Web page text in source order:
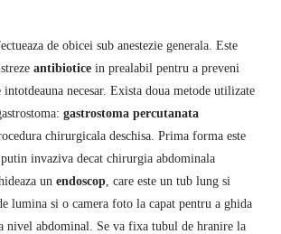
de obicei sub anestezie generala. Este
antibioticein prealabil pentru a preveni
necesar. Exista doua metode utilizate
gastrostoma percutanata
chirurgicala deschisa. Prima forma este
invaziva decat chirurgia abdominala
un endoscop, care este un tub lung si
lumina si o camera foto la capat pentru a ghida
abdominal. Se va fixa tubul de hranire la